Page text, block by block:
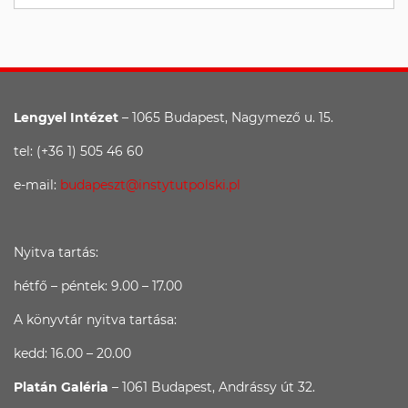
Lengyel Intézet – 1065 Budapest, Nagymező u. 15.
tel: (+36 1) 505 46 60
e-mail: budapeszt@instytutpolski.pl
Nyitva tartás:
hétfő – péntek: 9.00 – 17.00
A könyvtár nyitva tartása:
kedd: 16.00 – 20.00
Platán Galéria – 1061 Budapest, Andrássy út 32.